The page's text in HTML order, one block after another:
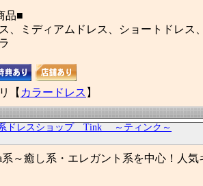
品■
、ミディアムドレス、ショートドレス
【 カラードレス 】
系ドレスショップ Tink ～ティンク～
系～癒し系・エレガント系を中心！人